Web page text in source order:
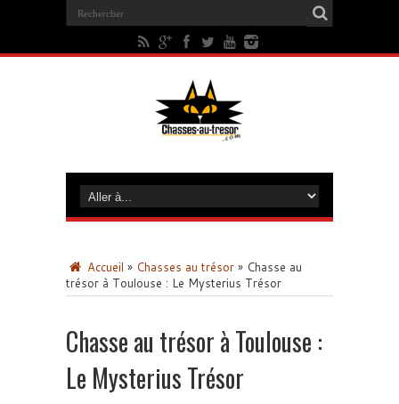
Accueil » Chasses au trésor » Chasse au
trésor à Toulouse : Le Mysterius Trésor
Chasse au trésor à Toulouse :
Le Mysterius Trésor